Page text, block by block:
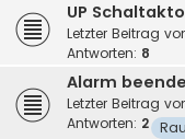
UP
Letzter Beitrag
Antworten: 8
Alarm
Letzter Beitrag
Antworten: 2